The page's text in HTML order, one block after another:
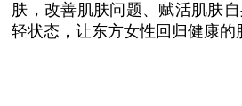
肤，改善肌肤问题、赋活肌肤
轻状态，让东方女性 回归健康的